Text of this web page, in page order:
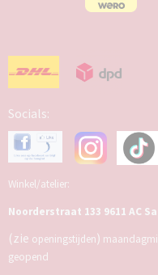
Socials:
Winkel/atelier:
Noorderstraat 133 9611 AC
(zie openingstijden)
geopend